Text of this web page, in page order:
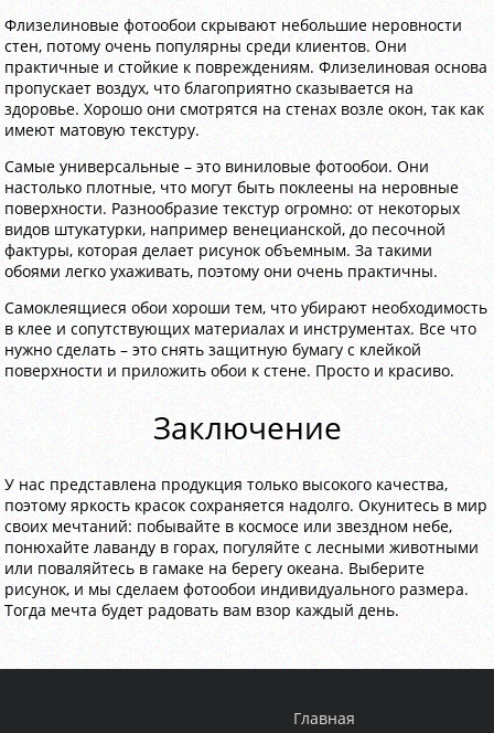
Флизелиновые фотообои скрывают небольшие неровности
стен, потому очень популярны среди клиентов. Они
практичные и стойкие к повреждениям. Флизелиновая основа
пропускает воздух, что благоприятно сказывается на
здоровье. Хорошо они смотрятся на стенах возле окон, так как
имеют матовую текстуру.
Самые универсальные – это виниловые фотообои. Они
настолько плотные, что могут быть поклеены на неровные
поверхности. Разнообразие текстур огромно: от некоторых
видов штукатурки, например венецианской, до песочной
фактуры, которая делает рисунок объемным. За такими
обоями легко ухаживать, поэтому они очень практичны.
Самоклеящиеся обои хороши тем, что убирают необходимость
в клее и сопутствующих материалах и инструментах. Все что
нужно сделать – это снять защитную бумагу с клейкой
поверхности и приложить обои к стене. Просто и красиво.
Заключение
У нас представлена продукция только высокого качества,
поэтому яркость красок сохраняется надолго. Окунитесь в мир
своих мечтаний: побывайте в космосе или звездном небе,
понюхайте лаванду в горах, погуляйте с лесными животными
или поваляйтесь в гамаке на берегу океана. Выберите
рисунок, и мы сделаем фотообои индивидуального размера.
Тогда мечта будет радовать вам взор каждый день.
Главная